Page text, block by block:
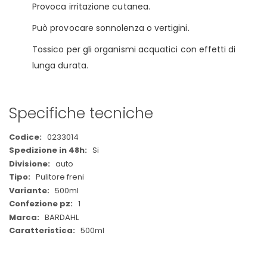
Provoca irritazione cutanea.
Può provocare sonnolenza o vertigini.
Tossico per gli organismi acquatici con effetti di
lunga durata.
Specifiche tecniche
Maggiori
Informazioni
0233014
Si
auto
Pulitore freni
500ml
1
BARDAHL
500ml